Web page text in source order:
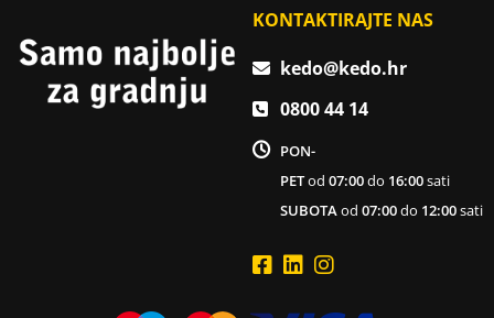
KONTAKTIRAJTE NAS
kedo@kedo.hr
0800 44 14
PON-
PETod07:00do 16:00sati
SUBOTAod07:00do 12:00sati